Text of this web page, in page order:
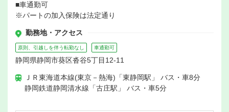
■車通勤可
※パートの加入保険は法定通り
勤務地・アクセス
原則、引越しを伴う転勤なし 車通勤可
静岡県静岡市葵区沓谷5丁目12-11
ＪＲ東海道本線(東京－熱海)「東静岡駅」 バス・車8分
静岡鉄道静岡清水線「古庄駅」 バス・車5分